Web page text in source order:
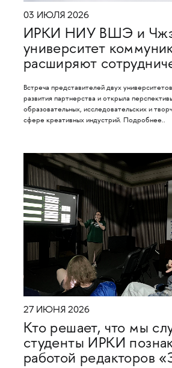
03 ИЮЛЯ 2026
ИРКИ НИУ ВШЭ и
университет
расширяют
Встреча представителей двух
развития партнерства и открыла
образовательных, исследовательских и
сфере креативных индустрий. Подробнее..
27 ИЮНЯ 2026
Кто решает, что мы
студенты ИРКИ
работой редакторов